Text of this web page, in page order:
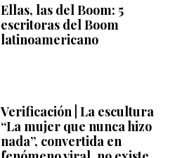
Ellas, las del Boom: 5
escritoras del Boom
latinoamericano
Verificación | La escultura
“La mujer que nunca hizo
nada”, convertida en